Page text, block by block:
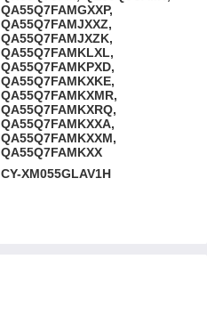
QA55Q7FAMGXXP,
QA55Q7FAMJXXZ,
QA55Q7FAMJXZK,
QA55Q7FAMKLXL,
QA55Q7FAMKPXD,
QA55Q7FAMKXKE,
QA55Q7FAMKXMR,
QA55Q7FAMKXRQ,
QA55Q7FAMKXXA,
QA55Q7FAMKXXM,
QA55Q7FAMKXX
CY-XM055GLAV1H